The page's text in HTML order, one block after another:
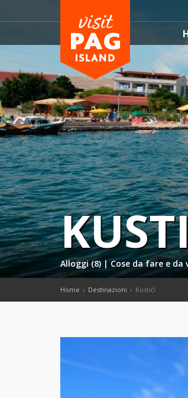
Alloggi (8) |Cose da fare e da
Home Destinazioni Kustići